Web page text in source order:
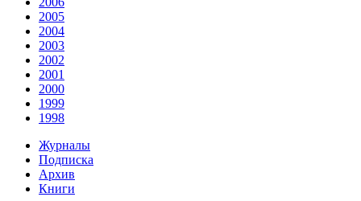
2005
2004
2003
2002
2001
2000
1999
1998
Журналы
Подписка
Архив
Книги